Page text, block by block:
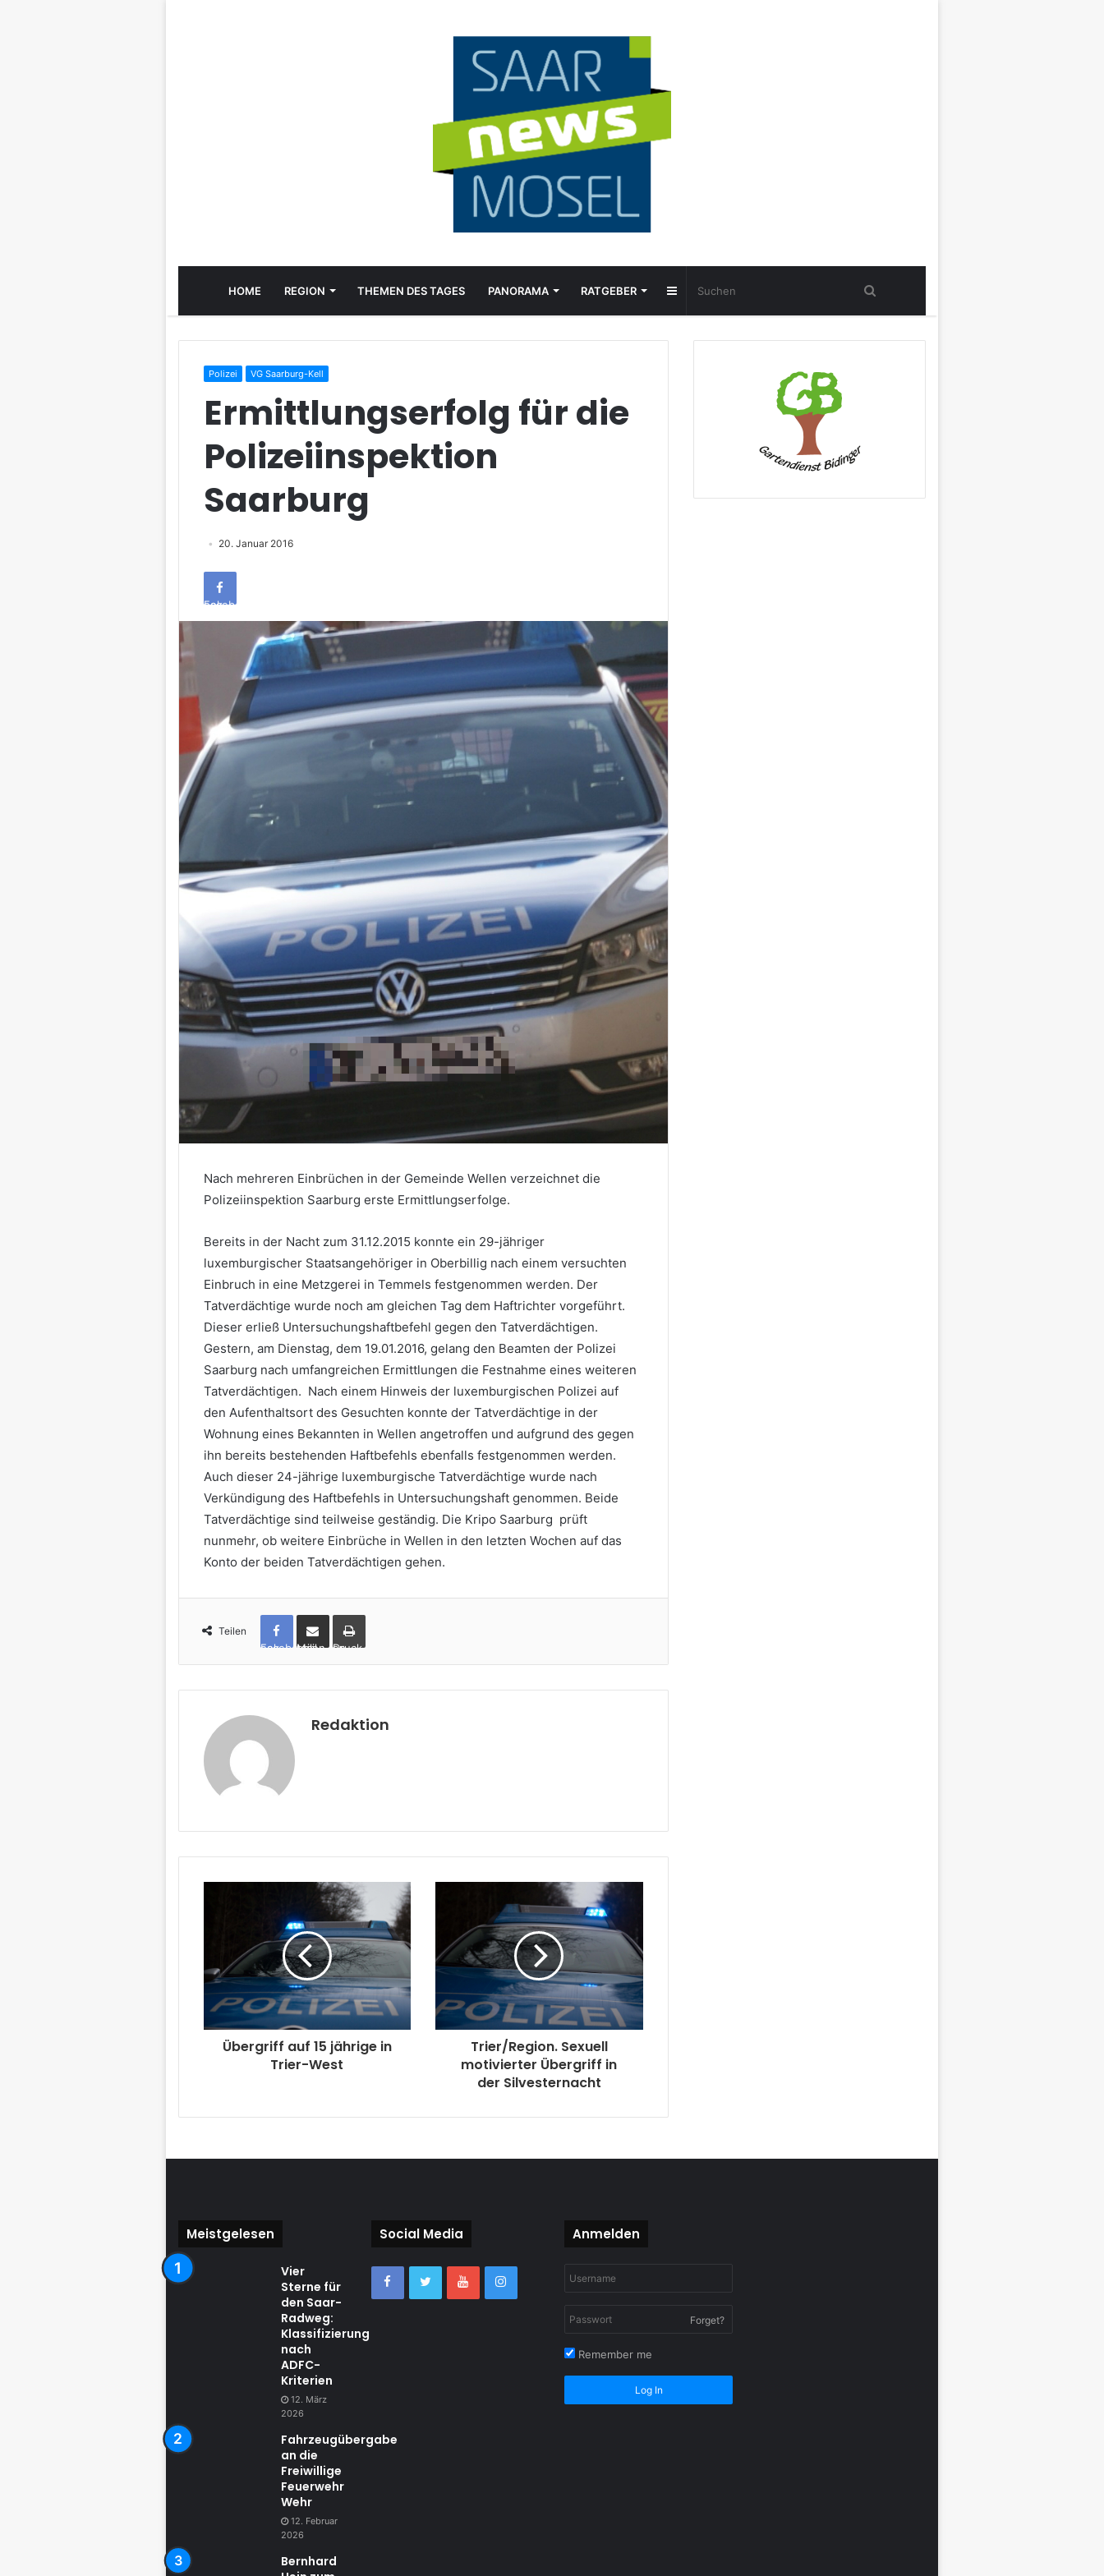
HOME REGION THEMEN DES TAGES PANORAMA RATGEBER Sidebar
Polizei VG Saarburg-Kell
Ermittlungserfolg für die
Polizeiinspektion
Saarburg
20. Januar 2016
Facebook
Nach mehreren Einbrüchen in der Gemeinde Wellen verzeichnet die
Polizeiinspektion Saarburg erste Ermittlungserfolge.
Bereits in der Nacht zum 31.12.2015 konnte ein 29-jähriger
luxemburgischer Staatsangehöriger in Oberbillig nach einem versuchten
Einbruch in eine Metzgerei in Temmels festgenommen werden. Der
Tatverdächtige wurde noch am gleichen Tag dem Haftrichter vorgeführt.
Dieser erließ Untersuchungshaftbefehl gegen den Tatverdächtigen.
Gestern, am Dienstag, dem 19.01.2016, gelang den Beamten der Polizei
Saarburg nach umfangreichen Ermittlungen die Festnahme eines weiteren
Tatverdächtigen. Nach einem Hinweis der luxemburgischen Polizei auf
den Aufenthaltsort des Gesuchten konnte der Tatverdächtige in der
Wohnung eines Bekannten in Wellen angetroffen und aufgrund des gegen
ihn bereits bestehenden Haftbefehls ebenfalls festgenommen werden.
Auch dieser 24-jährige luxemburgische Tatverdächtige wurde nach
Verkündigung des Haftbefehls in Untersuchungshaft genommen. Beide
Tatverdächtige sind teilweise geständig. Die Kripo Saarburg prüft
nunmehr, ob weitere Einbrüche in Wellen in den letzten Wochen auf das
Konto der beiden Tatverdächtigen gehen.
Teilen
Facebook per Mail teilen Drucken
Redaktion
Übergriff auf 15 jährige in
Trier-West
Trier/Region. Sexuell
motivierter Übergriff in
der Silvesternacht
Meistgelesen
Vier
Sterne für
den Saar-
Radweg:
Klassifizierung
nach
ADFC-
Kriterien
12. März
2026
Fahrzeugübergabe
an die
Freiwillige
Feuerwehr
Wehr
12. Februar
2026
Bernhard
Social Media Anmelden
Forget?
Remember me
Log In